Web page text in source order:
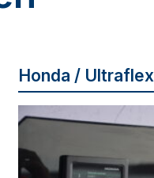
Honda / Ultraflex